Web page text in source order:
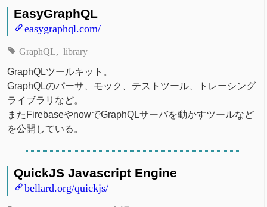
EasyGraphQL
easygraphql.com/
GraphQL library
GraphQLツールキット。
GraphQLのパーサ、モック、テストツール、トレーシング
ライブラリなど。
またFirebaseやnowでGraphQLサーバを動かすツールなど
を公開している。
QuickJS Javascript Engine
bellard.org/quickjs/